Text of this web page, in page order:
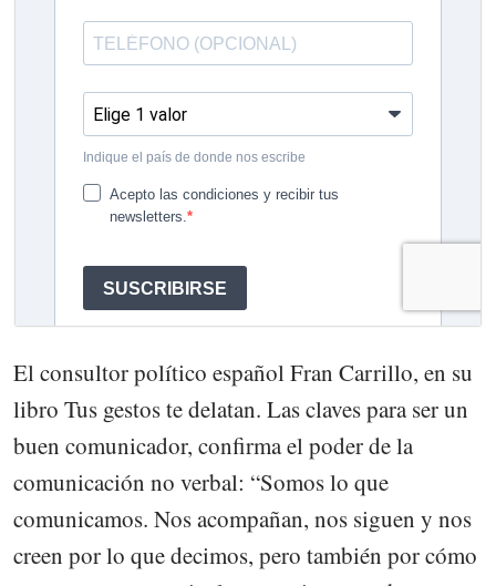
El consultor político español Fran Carrillo, en su
libro Tus gestos te delatan. Las claves para ser un
buen comunicador, confirma el poder de la
comunicación no verbal: “Somos lo que
comunicamos. Nos acompañan, nos siguen y nos
creen por lo que decimos, pero también por cómo